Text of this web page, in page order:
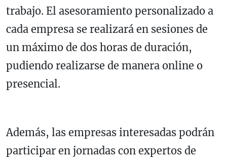
trabajo. El asesoramiento personalizado a
cada empresa se realizará en sesiones de
un máximo de dos horas de duración,
pudiendo realizarse de manera online o
presencial.
Además, las empresas interesadas podrán
participar en jornadas con expertos de